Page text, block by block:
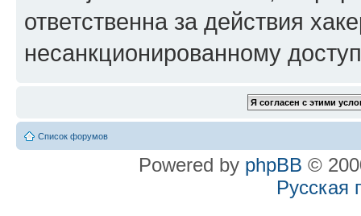
ответственна за действия
несанкционированному
Список форумов
Powered by phpBB ©
Русская